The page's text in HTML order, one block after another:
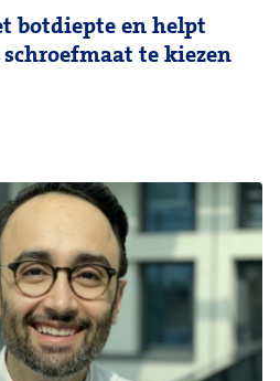
botdiepte en helpt
te kiezen